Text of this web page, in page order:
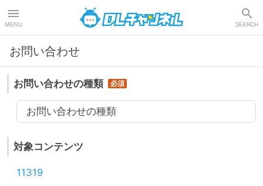
MENU SEARCH
お問い合わせ
お問い合わせの種類
お問い合わせの種類
対象コンテンツ
11319